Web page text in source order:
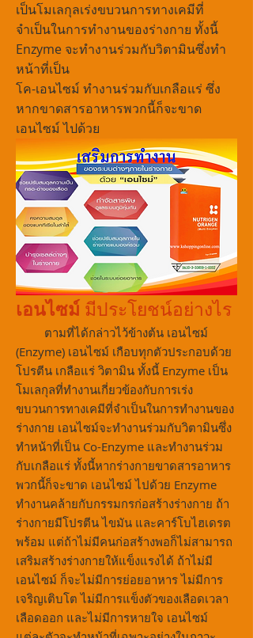
เป็นโมเลกุลเร่งขบวนการทางเคมีที่
จำเป็นในการทำงานของร่างกาย ทั้งนี้
Enzyme จะทำงานร่วมกับวิตามินซึ่งทำ
หน้าที่เป็น
โค-เอนไซม์ ทำงานร่วมกับเกลือแร่ ซึ่ง
หากขาดสารอาหารพวกนี้ก็จะขาด
เอนไซม์ ไปด้วย
เอนไซม์ มีประโยชน์อย่างไร
ตามที่ได้กล่าวไว้ข้างต้น เอนไซม์
(Enzyme) เอนไซม์ เกือบทุกตัวประกอบด้วย
โปรตีน เกลือแร่ วิตามิน ทั้งนี้ Enzyme เป็น
โมเลกุลที่ทำงานเกี่ยวข้องกับการเร่ง
ขบวนการทางเคมีที่จำเป็นในการทำงานของ
ร่างกาย เอนไซม์จะทำงานร่วมกับวิตามินซึ่ง
ทำหน้าที่เป็น Co-Enzyme และทำงานร่วม
กับเกลือแร่ ทั้งนี้หากร่างกายขาดสารอาหาร
พวกนี้ก็จะขาด เอนไซม์ ไปด้วย Enzyme
ทำงานคล้ายกับกรรมกรก่อสร้างร่างกาย ถ้า
ร่างกายมีโปรตีน ไขมัน และคาร์โบไฮเดรต
พร้อม แต่ถ้าไม่มีคนก่อสร้างพอก็ไม่สามารถ
เสริมสร้างร่างกายให้แข็งแรงได้ ถ้าไม่มี
เอนไซม์ ก็จะไม่มีการย่อยอาหาร ไม่มีการ
เจริญเติบโต ไม่มีการแข็งตัวของเลือดเวลา
เลือดออก และไม่มีการหายใจ เอนไซม์